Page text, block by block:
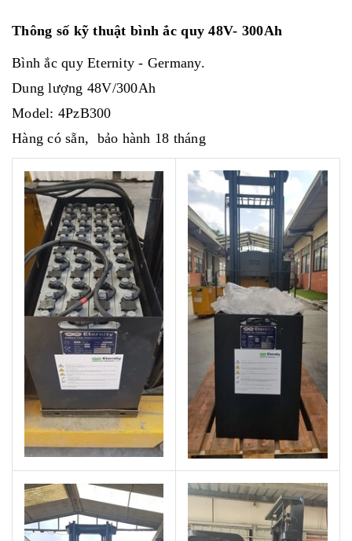
Thông số kỹ thuật bình ắc quy 48V- 300Ah
Bình ắc quy Eternity - Germany.
Dung lượng 48V/300Ah
Model: 4PzB300
Hàng có sẵn, bảo hành 18 tháng